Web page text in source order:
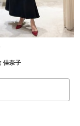
佳奈子